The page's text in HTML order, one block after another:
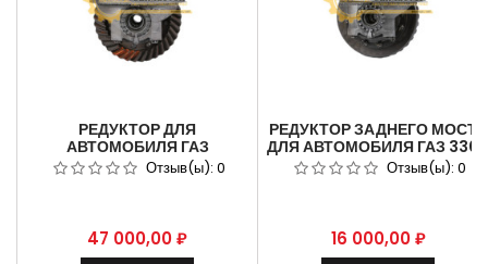
РЕДУКТОР ДЛЯ
АВТОМОБИЛЯ ГАЗ
33104,33106 ВАЛДАЙ 41Х12
ЗУБ . АРТИКУЛ 33104-
Отзыв(ы): 0
Цена
47 000,00 ₽
РЕДУКТОР ЗАДНЕГО МОСТА
ДЛЯ АВТОМОБИЛЯ ГАЗ 3307
АРТИКУЛ 53-2402010. 6Х37
ЗУБ.
Отзыв(ы): 0
Цена
16 000,00 ₽